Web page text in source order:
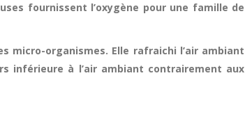
fournissent l’oxygène pour une famille de
micro-organismes. Elle rafraichi l’air ambiant
inférieure à l’air ambiant contrairement aux